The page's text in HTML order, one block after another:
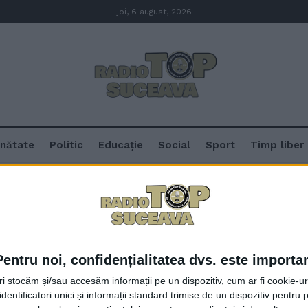
noi, confidențialitatea dvs. este
stocăm și/sau accesăm informații pe un dispozitiv, cum ar fi cookie-
unici și informații standard trimise de un dispozitiv pentru
joi, 6 august, 2026
Politic Educație Social Sport Timp liber
650 de copii cu vîrste cuprinse
Crăciun la fotbal, în sala LPS